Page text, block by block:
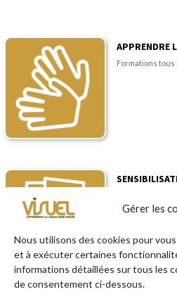
Gérer les
Nous utilisons des cookies pour
et à exécuter certaines
informations détaillées sur tous les
de consentement ci-dessous.
APPRENDRE
Formations
Formations